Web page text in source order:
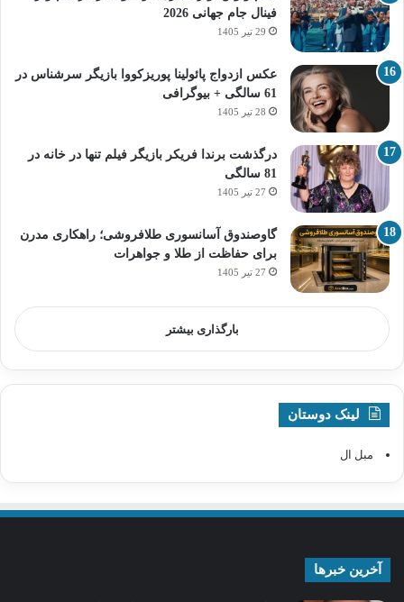
فینال جام جهانی 2026
29 تیر 1405
عکس ازدواج پائولینا پوریزکووا بازیگر سرشناس در
61 سالگی + بیوگرافی
28 تیر 1405
درگذشت برندا فریکر بازیگر فیلم تنها در خانه در
81 سالگی
27 تیر 1405
گاوصندوق آسانسوری طلافروشی؛ راهکاری مدرن
برای حفاظت از طلا و جواهرات
27 تیر 1405
بارگذاری بیشتر
لینک دوستان
مبل ال
آخرین خبرها